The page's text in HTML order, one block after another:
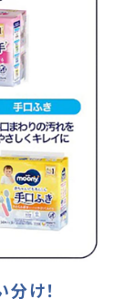
け！